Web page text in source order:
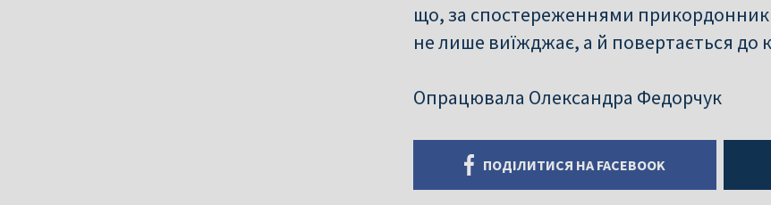
що, за спостереженнями
не лише виїжджає, а й повертається до
Опрацювала Олександра Федорчук
ПОДІЛИТИСЯ НА FACEBOOK